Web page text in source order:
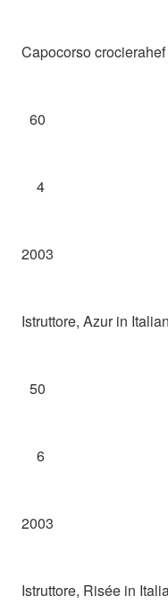
Capocorso
60
4
2003
Istruttore, Azur in
50
6
2003
Istruttore, Risée in